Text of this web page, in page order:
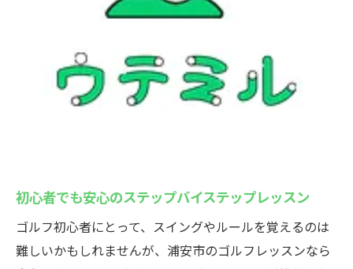
初心者でも安心のステップバイステップレッスン
ゴルフ初心者にとって、スイングやルールを覚えるのは
難しいかもしれませんが、浦安市のゴルフレッスンなら